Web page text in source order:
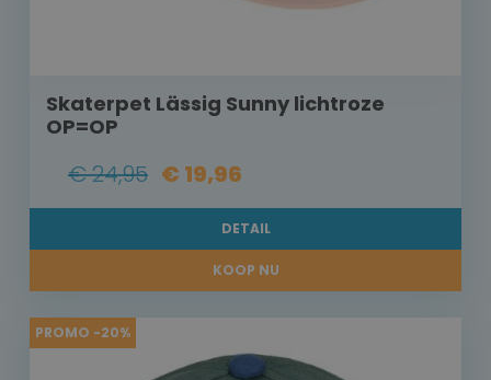
Skaterpet Lässig Sunny lichtroze
OP=OP
€ 24,95 € 19,96
DETAIL
KOOP NU
PROMO -20%